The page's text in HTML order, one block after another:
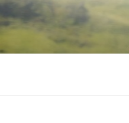
Aller
au
principal